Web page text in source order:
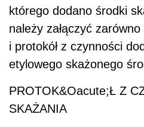
którego dodano środki
należy załączyć
i protokół z czynności
etylowego skażonego
PROTOK&Oacute;Ł Z
SKAŻANIA